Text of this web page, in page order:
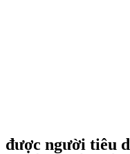
được người tiêu